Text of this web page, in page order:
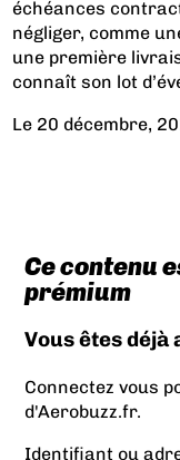
échéances
négliger, comme
une première
connaît son lot
Le 20 décembre,
Ce contenu
prémium
Vous êtes déjà
Connectez vous
d'Aerobuzz.fr.
Identifiant ou